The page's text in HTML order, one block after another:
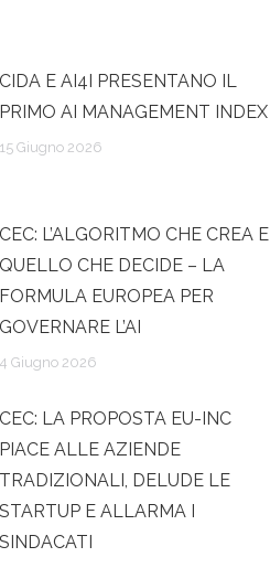
CIDA E AI4I PRESENTANO IL
PRIMO AI MANAGEMENT INDEX
15 Giugno 2026
CEC: L’ALGORITMO CHE CREA E
QUELLO CHE DECIDE – LA
FORMULA EUROPEA PER
GOVERNARE L’AI
4 Giugno 2026
CEC: LA PROPOSTA EU-INC
PIACE ALLE AZIENDE
TRADIZIONALI, DELUDE LE
STARTUP E ALLARMA I
SINDACATI